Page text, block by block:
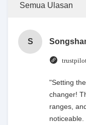
Semua Ulasan
S
"Setting
changer!
ranges,
noticeable.